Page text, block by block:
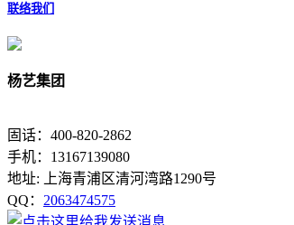
联络我们
杨艺集团
固话：400-820-2862
手机：13167139080
地址: 上海青浦区清河湾路1290号
QQ： 2063474575